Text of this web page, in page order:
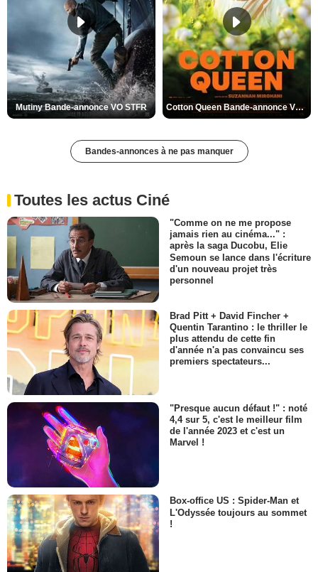
Mutiny Bande-annonce VO STFR Cotton Queen Bande-annonce VO STFR
Bandes-annonces à ne pas manquer
Toutes les actus Ciné
"Comme on ne me propose
jamais rien au cinéma..." :
après la saga Ducobu, Elie
Semoun se lance dans l'écriture
d'un nouveau projet très
personnel
Brad Pitt + David Fincher +
Quentin Tarantino : le thriller le
plus attendu de cette fin
d'année n'a pas convaincu ses
premiers spectateurs...
"Presque aucun défaut !" : noté
4,4 sur 5, c'est le meilleur film
de l'année 2023 et c'est un
Marvel !
Box-office US : Spider-Man et
L'Odyssée toujours au sommet
!